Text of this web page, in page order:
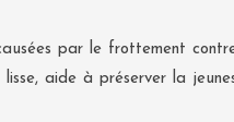
par le frottement
aide à préserver la